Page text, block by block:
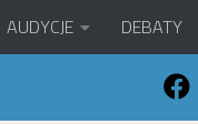
AUDYCJE DEBATY